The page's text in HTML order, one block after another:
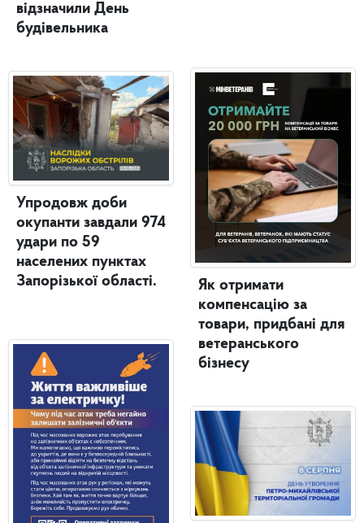
відзначили День
будівельника
Упродовж доби
окупанти завдали 974
удари по 59
населених пунктах
Запорізької області.
Як отримати
компенсацію за
товари, придбані для
ветеранського
бізнесу